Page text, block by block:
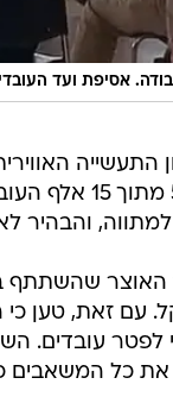
אסיפת ועד
התעשייה
התעופה,
והבהיר
שהשתתף
שקל. עם
עובדים.
את כל המשאבים